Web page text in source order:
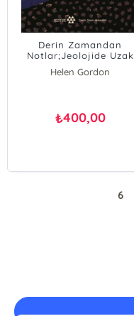
Derin Zamandan
Notlar;Jeolojide Uzak
Geçmişten Bugüne Ve
Geleceğe
Helen Gordon
₺400,00
6